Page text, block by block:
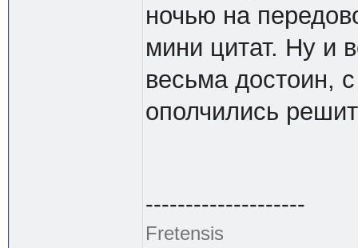
ночью на
мини цитат. Ну
весьма достоин,
ополчились
--------------------
Fretensis